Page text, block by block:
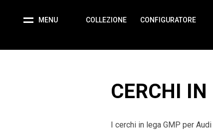
MENU COLLEZIONE CONFIGURATORE
CERCHI IN
I cerchi in lega GMP per